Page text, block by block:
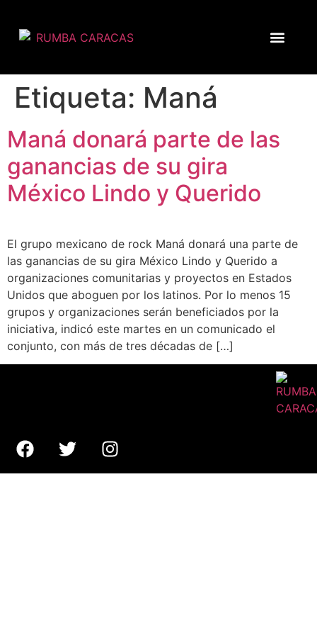
Etiqueta: Maná
Maná donará parte de las
ganancias de su gira
México Lindo y Querido
El grupo mexicano de rock Maná donará una parte de
las ganancias de su gira México Lindo y Querido a
organizaciones comunitarias y proyectos en Estados
Unidos que aboguen por los latinos. Por lo menos 15
grupos y organizaciones serán beneficiados por la
iniciativa, indicó este martes en un comunicado el
conjunto, con más de tres décadas de […]